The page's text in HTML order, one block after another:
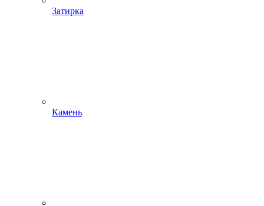
Затирка
Камень